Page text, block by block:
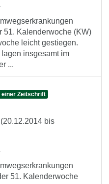
51. Kalenderwoche (KW)
leicht gestiegen.
insgesamt im
...
einer Zeitschrift
bis
51. Kalenderwoche